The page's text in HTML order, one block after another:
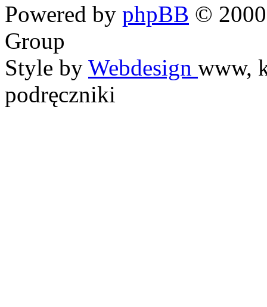
Powered by phpBB ©
Group
Style by Webdesign www,
podręczniki